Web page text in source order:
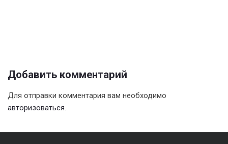
Добавить комментарий
Для отправки комментария вам необходимо
авторизоваться